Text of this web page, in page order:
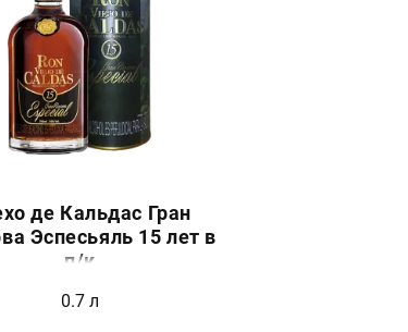
де Кальдас Гран
Эспесьяль 15 лет в
п/к
0.7 л